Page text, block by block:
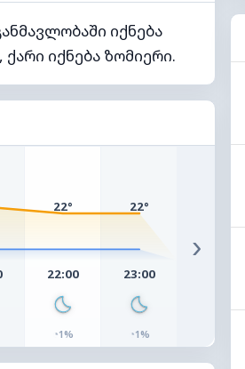
იქნება
იქნება ზომიერი.
22°
22:00
◔1%
22°
23:00
◔1%
›